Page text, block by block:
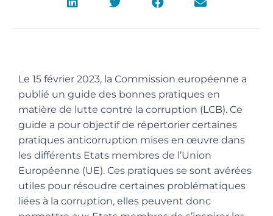
Le 15 février 2023, la Commission européenne a
publié un guide des bonnes pratiques en
matière de lutte contre la corruption (LCB). Ce
guide a pour objectif de répertorier certaines
pratiques anticorruption mises en œuvre dans
les différents Etats membres de l’Union
Européenne (UE). Ces pratiques se sont avérées
utiles pour résoudre certaines problématiques
liées à la corruption, elles peuvent donc